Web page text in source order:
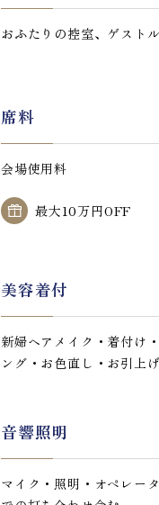
おふたりの控室、ゲスト
席料
会場使用料
最大10万円OFF
美容着付
新婦ヘアメイク・着付け
ング・お色直し・お引上
音響照明
マイク・照明・オペレー